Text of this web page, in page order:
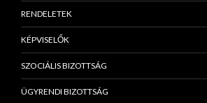
RENDELETEK
KÉPVISELŐK
SZOCIÁLIS BIZOTTSÁG
ÜGYRENDI BIZOTTSÁG